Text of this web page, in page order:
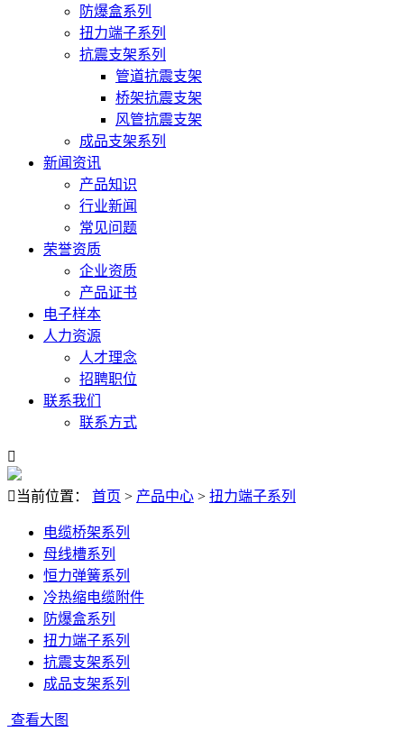
防爆盒系列
扭力端子系列
抗震支架系列
管道抗震支架
桥架抗震支架
风管抗震支架
成品支架系列
新闻资讯
产品知识
行业新闻
常见问题
荣誉资质
企业资质
产品证书
电子样本
人力资源
人才理念
招聘职位
联系我们
联系方式

 当前位置： 首页 > 产品中心 > 扭力端子系列
电缆桥架系列
母线槽系列
恒力弹簧系列
冷热缩电缆附件
防爆盒系列
扭力端子系列
抗震支架系列
成品支架系列
查看大图